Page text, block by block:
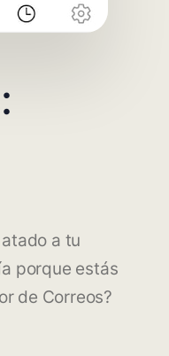
a tu
porque estás
de Correos?